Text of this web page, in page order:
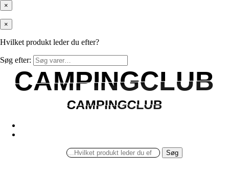
×
×
Hvilket produkt leder du efter?
Søg efter:
CAMPINGCLUB
CAMPINGCLUB
CAMPINGCLUB
CAMPINGCLUB
Søg